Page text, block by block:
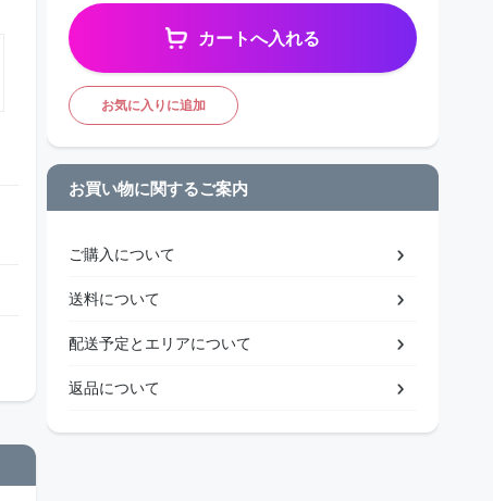
カートへ入れる
お気に入りに追加
お買い物に関するご案内
ご購入について
送料について
配送予定とエリアについて
返品について